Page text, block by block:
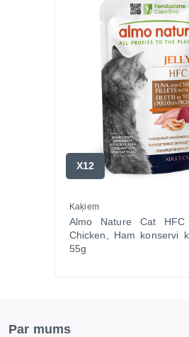
X12
Kaķiem
Almo Nature Cat HFC
Chicken, Ham konservi
55g
Par mums